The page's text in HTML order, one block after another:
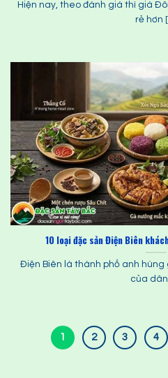
Hiện nay, theo đánh giá thì giá
rẻ hơn
10 loại đặc sản Điện Biên
Điện Biên là thành phố anh
của dân
1 2 3 4